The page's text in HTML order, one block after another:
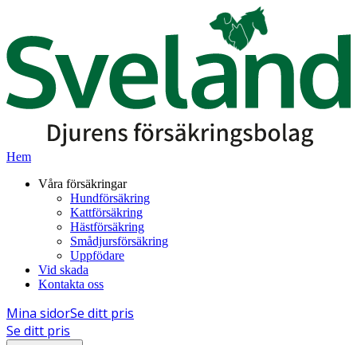
Hem
Våra försäkringar
Hundförsäkring
Kattförsäkring
Hästförsäkring
Smådjursförsäkring
Uppfödare
Vid skada
Kontakta oss
Mina sidorSe ditt pris
Se ditt pris